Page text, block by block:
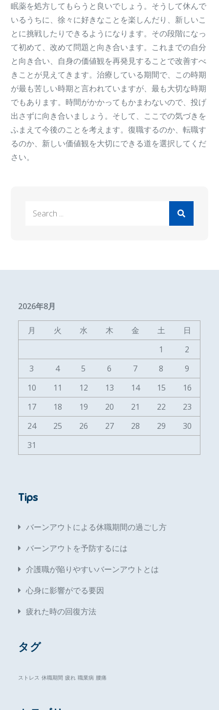
眠薬を処方してもらうと良いでしょう。そうして休んで
いるうちに、徐々に好きなことを楽しんだり、新しいこ
とに挑戦したりできるようになります。その段階になっ
て初めて、改めて問題と向き合います。これまでの自分
と向き合い、自身の価値観を再発見することで改善すべ
きことが見えてきます。治療している期間で、この時期
が最も苦しい時期と言われていますが、最も大切な時期
でもあります。時間がかかってもかまわないので、投げ
出さずに向き合いましょう。そして、ここでの気づきを
ふまえて今後のことを考えます。復職するのか、転職す
るのか、新しい価値観を大切にできる道を選択してくだ
さい。
2026年8月
月 火 水 木 金 土
日
1
2
3
4 5 6 7 8
9
10
11 12 13 14 15
16
17
18 19 20 21 22
23
24
25 26 27 28 29
30
31
Tips
バーンアウトによる休職期間の過ごし方
バーンアウトを予防するには
介護職が陥りやすいバーンアウトとは
心身に影響がでる要因
疲れた時の回復方法
タグ
ストレス 休職期間 疲れ 職業病 腰痛